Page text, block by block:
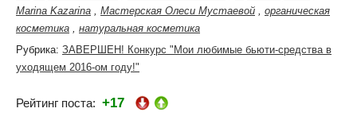
Marina Kazarina
Мастерская Олеси Мустаевой
органическая
косметика
натуральная косметика
Рубрика: ЗАВЕРШЕН! Конкурс "Мои любимые бьюти-средства в
уходящем 2016-ом году!"
Рейтинг поста: +17